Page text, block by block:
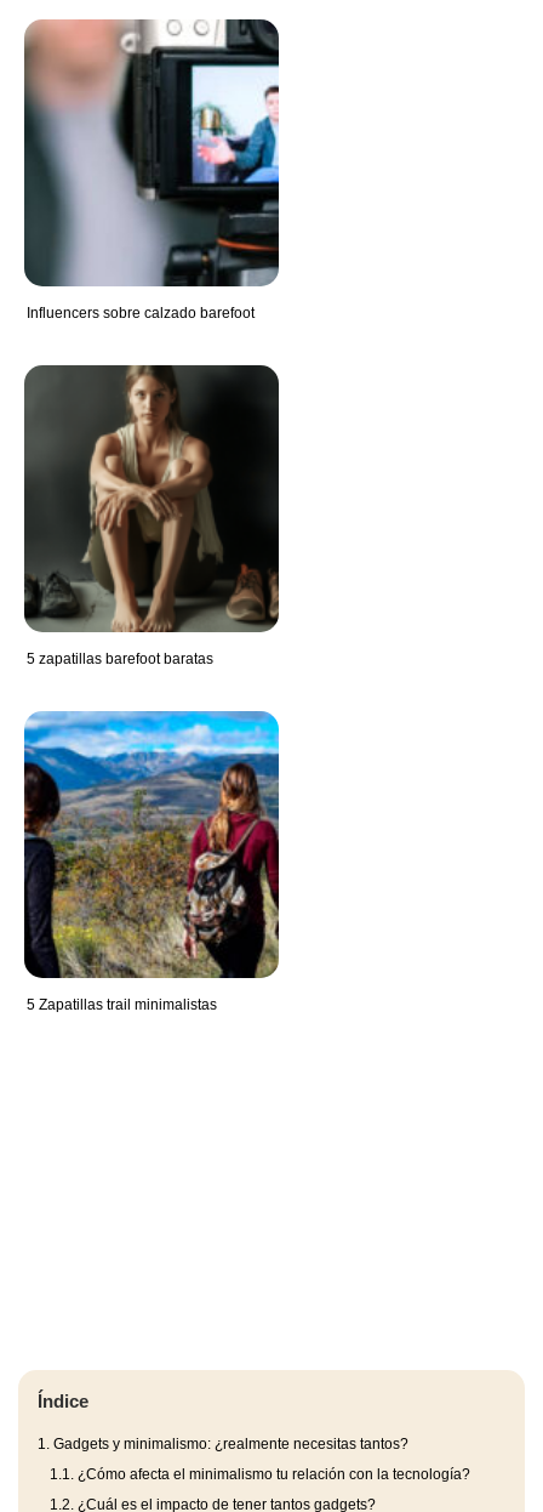
Influencers sobre calzado barefoot
5 zapatillas barefoot baratas
5 Zapatillas trail minimalistas
Índice
1. Gadgets y minimalismo: ¿realmente necesitas tantos?
1.1. ¿Cómo afecta el minimalismo tu relación con la tecnología?
1.2. ¿Cuál es el impacto de tener tantos gadgets?